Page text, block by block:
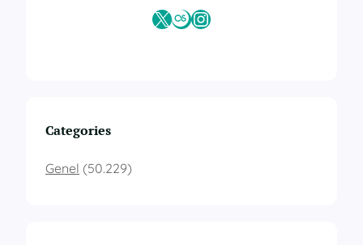
X Last.fmInstagram
Categories
Genel (50.229)